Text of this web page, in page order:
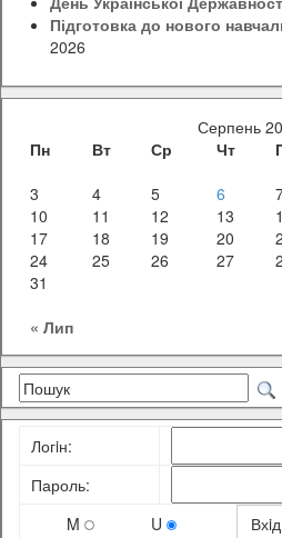
Підготовка до нового
2026
Серпень
Пн
Вт Ср Чт
3
4 5 6
10
11 12 13
17
18 19 20
24
25 26 27
31
« Лип
Логiн:
Пароль:
M
U